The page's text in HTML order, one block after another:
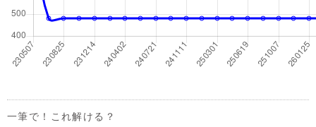
一筆で！これ解ける？